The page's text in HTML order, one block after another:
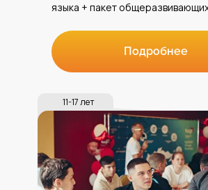
11-17 лет
языка + пакет
Подробнее